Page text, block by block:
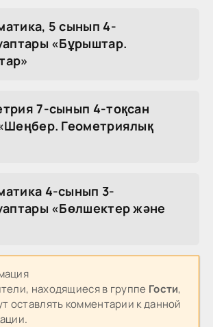
5 сынып 4-
«Бұрыштар.
7-сынып 4-тоқсан
Геометриялық
4-сынып 3-
«Бөлшектер және
находящиеся в группе Гости,
оставлять комментарии к данной